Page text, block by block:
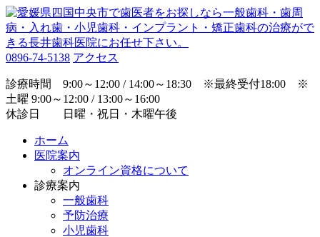
0896-74-5138 アクセス
診療時間 9:00～12:00 / 14:00～18:30 ※最終受付18:00 ※
土曜 9:00～12:00 / 13:00～16:00
休診日 日曜・祝日・木曜午後
ホーム
医院案内
オンライン資格について
診療案内
一般歯科
予防治療
小児歯科